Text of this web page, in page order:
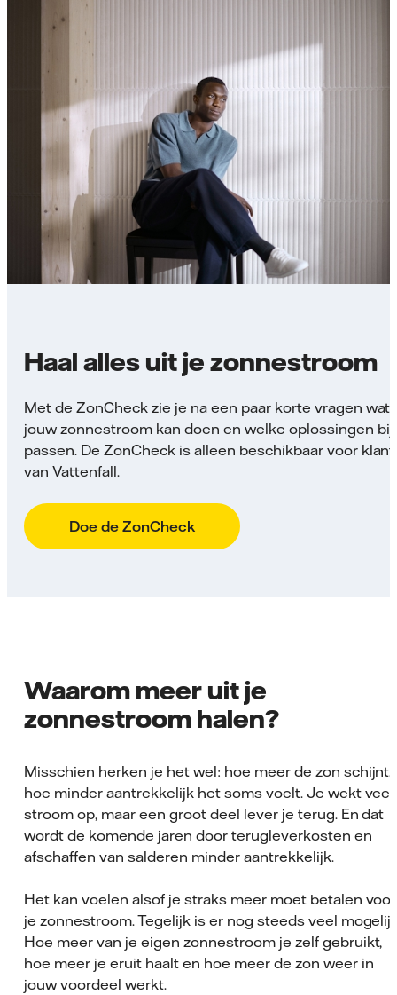
Haal alles uit je zonnestroom
Met de ZonCheck zie je na een paar korte vragen wat
jouw zonnestroom kan doen en welke oplossingen bij
passen. De ZonCheck is alleen beschikbaar voor
van Vattenfall.
Doe de ZonCheck
Waarom meer uit je
zonnestroom halen?
Misschien herken je het wel: hoe meer de zon schijnt,
hoe minder aantrekkelijk het soms voelt. Je wekt veel
stroom op, maar een groot deel lever je terug. En dat
wordt de komende jaren door terugleverkosten en
afschaffen van salderen minder aantrekkelijk.
Het kan voelen alsof je straks meer moet betalen voor
je zonnestroom. Tegelijk is er nog steeds veel
Hoe meer van je eigen zonnestroom je zelf gebruikt,
hoe meer je eruit haalt en hoe meer de zon weer in
jouw voordeel werkt.